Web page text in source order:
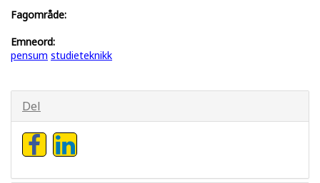
Fagområde:
Emneord:
pensum studieteknikk
Del